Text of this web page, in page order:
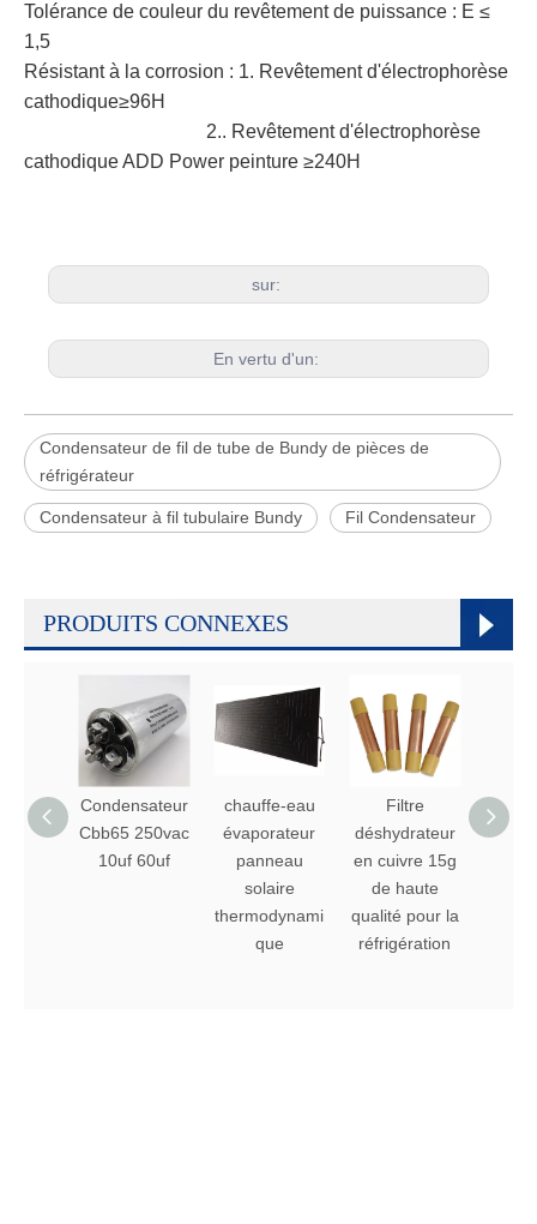
Tolérance de couleur du revêtement de puissance : E ≤
1,5
Résistant à la corrosion : 1. Revêtement d'électrophorèse
cathodique≥96H
2.. Revêtement d'électrophorèse
cathodique ADD Power peinture ≥240H
sur:
En vertu d'un:
Condensateur de fil de tube de Bundy de pièces de
réfrigérateur
Condensateur à fil tubulaire Bundy Fil Condensateur
PRODUITS CONNEXES
Condensateur
Cbb65 250vac
10uf 60uf
chauffe-eau
évaporateur
panneau
solaire
thermodynami
que
Filtre
déshydrateur
en cuivre 15g
de haute
qualité pour la
réfrigération
Roll